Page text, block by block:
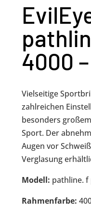
4000
Vielseitige
zahlreichen
besonders
Sport. Der
Augen vor
Verglasung
Modell: pathline. f
Rahmenfarbe: